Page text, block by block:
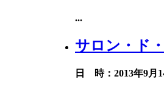
...
サロン・ド
日 時：2013年9月